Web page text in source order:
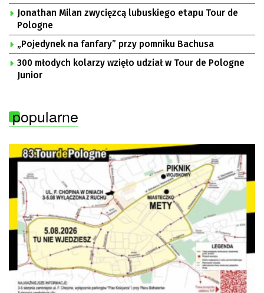
Jonathan Milan zwycięzcą lubuskiego etapu Tour de
Pologne
„Pojedynek na fanfary” przy pomniku Bachusa
300 młodych kolarzy wzięło udział w Tour de Pologne
Junior
popularne